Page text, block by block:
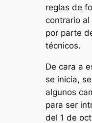
reglas de
contrario
por parte
técnicos.
De cara a
se inicia,
algunos
para ser
del 1 de